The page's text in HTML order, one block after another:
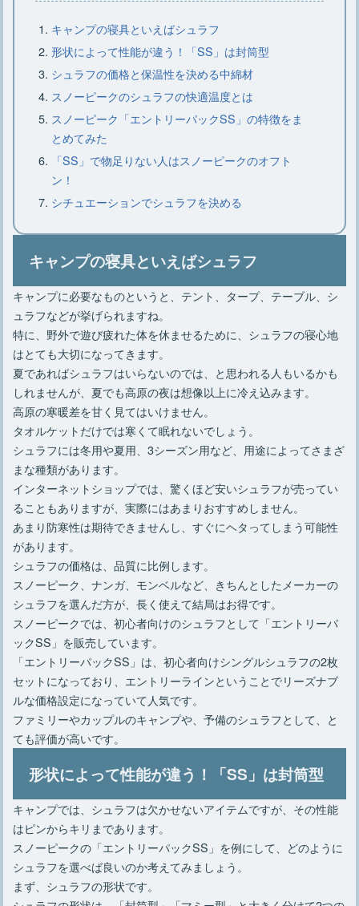
【コールマンのジェネレーター】仕組
みや交換時期、分解について
【小型クーラーボックス】種類や素
材、選び方、おすすめ15選
すめなニトリの枕
大型クーラーボックスはこれでキマ
キャンプでラックは必要？ニトリのお
すすめラックをご紹介
キャンプの寝具といえばシュラフ
形状によって性能が違う！「SS」は封筒型
シュラフの価格と保温性を決める中綿材
スノーピークのシュラフの快適温度とは
スノーピーク「エントリーパックSS」の特徴をま
とめてみた
「SS」で物足りない人はスノーピークのオフト
ン！
シチュエーションでシュラフを決める
キャンプの寝具といえばシュラフ
キャンプに必要なものというと、テント、タープ、テーブル、シ
ュラフなどが挙げられますね。
特に、野外で遊び疲れた体を休ませるために、シュラフの寝心地
はとても大切になってきます。
夏であればシュラフはいらないのでは、と思われる人もいるかも
しれませんが、夏でも高原の夜は想像以上に冷え込みます。
高原の寒暖差を甘く見てはいけません。
タオルケットだけでは寒くて眠れないでしょう。
シュラフには冬用や夏用、3シーズン用など、用途によってさまざ
まな種類があります。
インターネットショップでは、驚くほど安いシュラフが売ってい
ることもありますが、実際にはあまりおすすめしません。
あまり防寒性は期待できませんし、すぐにヘタってしまう可能性
があります。
シュラフの価格は、品質に比例します。
スノーピーク、ナンガ、モンベルなど、きちんとしたメーカーの
シュラフを選んだ方が、長く使えて結局はお得です。
スノーピークでは、初心者向けのシュラフとして「エントリーパ
ックSS」を販売しています。
「エントリーパックSS」は、初心者向けシングルシュラフの2枚
セットになっており、エントリーラインということでリーズナブ
ルな価格設定になっていて人気です。
ファミリーやカップルのキャンプや、予備のシュラフとして、と
ても評価が高いです。
形状によって性能が違う！「SS」は封筒型
キャンプでは、シュラフは欠かせないアイテムですが、その性能
はピンからキリまであります。
スノーピークの「エントリーパックSS」を例にして、どのように
シュラフを選べば良いのか考えてみましょう。
まず、シュラフの形状です。